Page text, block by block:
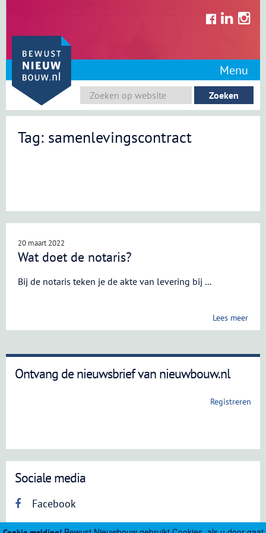
content
Menu
Tag: samenlevingscontract
20 maart 2022
Wat doet de notaris?
Bij de notaris teken je de akte van levering bij ...
Lees meer
Ontvang de nieuwsbrief van nieuwbouw.nl
Registreren
Sociale media
Facebook